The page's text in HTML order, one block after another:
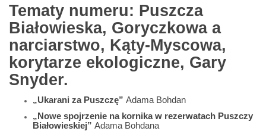
Tematy numeru: Puszcza
Białowieska, Goryczkowa a
narciarstwo, Kąty-Myscowa,
korytarze ekologiczne, Gary
Snyder.
„Ukarani za Puszczę” Adama Bohdan
„Nowe spojrzenie na kornika w rezerwatach Puszczy
Białowieskiej” Adama Bohdana